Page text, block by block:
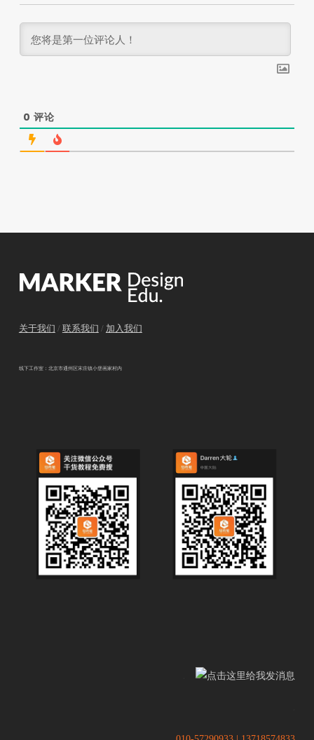
0 评论
关于我们 / 联系我们 / 加入我们
线下工作室：北京市通州区宋庄镇小堡画家村内